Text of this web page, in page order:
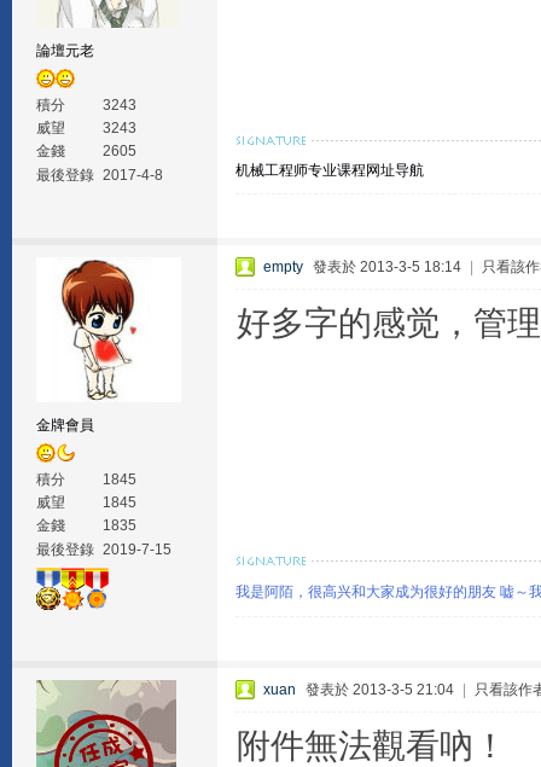
論壇元老
積分
3243
威望
3243
金錢
2605
最後登錄 2017-4-8 机械工程师专业课程网址导航
金牌會員
積分
1845
威望
1845
金錢
1835
最後登錄 2019-7-15
empty 發表於 2013-3-5 18:14 只看該
好多字的感觉，管
我是阿陌，很高兴和大家成为很好的朋友 嘘～
xuan 發表於 2013-3-5 21:04 只看該作
附件無法觀看吶！